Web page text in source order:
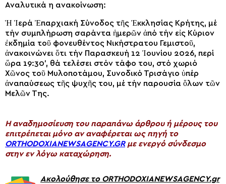
Αναλυτικά η ανακοίνωση:
Ἡ Ἱερά Ἐπαρχιακή Σύνοδος τῆς Ἐκκλησίας Κρήτης, μέ
τήν συμπλήρωση σαράντα ἡμερῶν ἀπό τήν εἰς Κύριον
ἐκδημία τοῦ φονευθέντος Νικήστρατου Γεμιστοῦ,
ἀνακοινώνει ὅτι τήν Παρασκευή 12 Ἰουνίου 2026, περί
ὥρα 19:30’, θά τελέσει στόν τάφο του, στό χωριό
Χῶνος τοῦ Μυλοποτάμου, Συνοδικό Τρισάγιο ὑπέρ
ἀναπαύσεως τῆς ψυχῆς του, μέ τήν παρουσία ὅλων τῶν
Μελῶν Της.
H αναδημοσίευση του παραπάνω άρθρου ή μέρους του
επιτρέπεται μόνο αν αναφέρεται ως πηγή το
ORTHODOXIANEWSAGENCY.GRμε ενεργό σύνδεσμο
στην εν λόγω καταχώρηση.
Ακολούθησε το ORTHODOXIANEWSAGENCY.gr